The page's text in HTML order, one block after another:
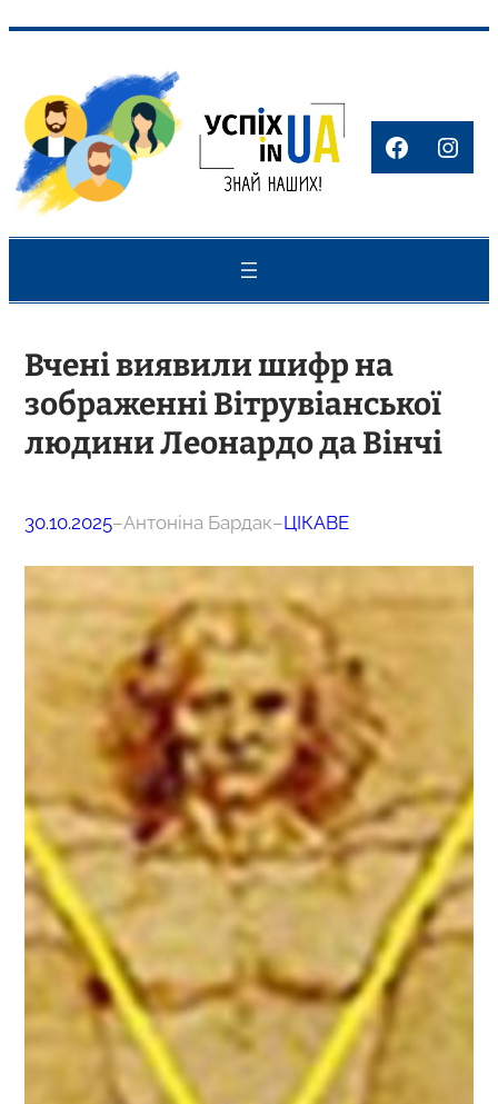
вмісту
Вчені виявили шифр на
зображенні Вітрувіанської
людини Леонардо да Вінчі
30.10.2025–Антоніна Бардак–ЦІКАВЕ